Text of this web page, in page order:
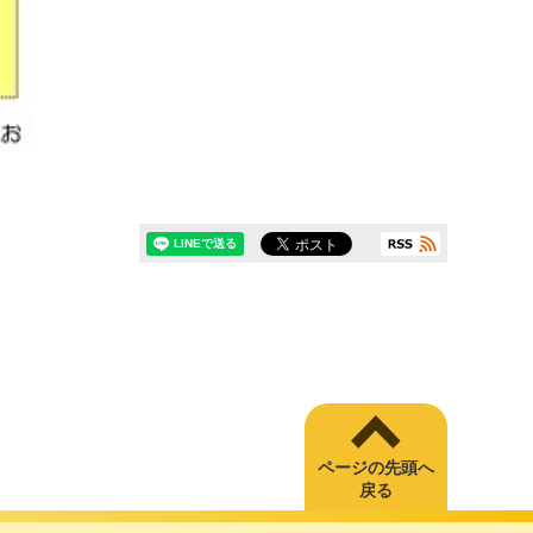
ページの先頭へ
戻る